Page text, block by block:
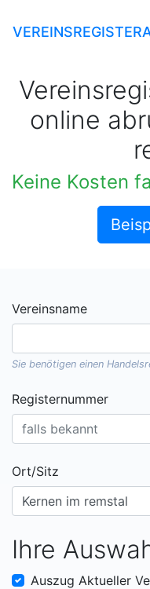
online
Vereinsname
Sie benötigen einen
Registernummer
Ort/Sitz
Ihre
Auszug Aktueller